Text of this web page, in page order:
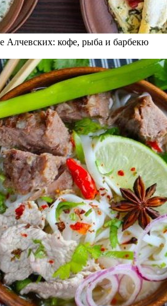
Алчевских: кофе, рыба и барбекю